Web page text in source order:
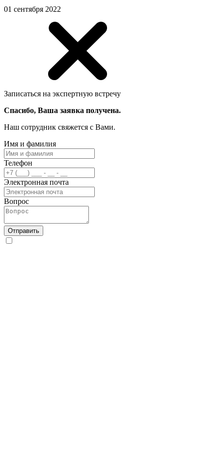
01 сентября 2022
Записаться на экспертную встречу
Спасибо, Ваша заявка получена.
Наш сотрудник свяжется с Вами.
Имя и фамилия
Телефон
Электронная почта
Вопрос
Отправить